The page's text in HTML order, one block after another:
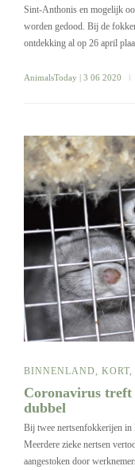
Sint-Anthonis en mogelijk
worden gedood. Bij de
ontdekking al op 26 april
AnimalsToday | 3 06 2020
BINNENLAND KORT
Coronavirus treft
dubbel
Bij twee nertsenfokkerijen in
Meerdere zieke nertsen
aangestoken door